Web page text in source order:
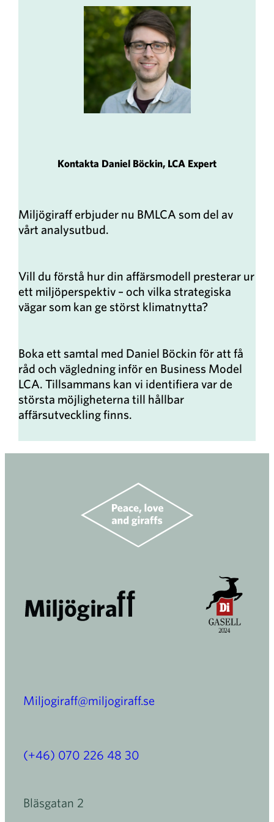
Kontakta Daniel Böckin, LCA Expert
Miljögiraff erbjuder nu BMLCA som del av
vårt analysutbud.
Vill du förstå hur din affärsmodell presterar ur
ett miljöperspektiv – och vilka strategiska
vägar som kan ge störst klimatnytta?
Boka ett samtal med Daniel Böckin för att få
råd och vägledning inför en Business Model
LCA. Tillsammans kan vi identifiera var de
största möjligheterna till hållbar
affärsutveckling finns.
Miljogiraff@miljogiraff.se
(+46) 070 226 48 30
Bläsgatan 2